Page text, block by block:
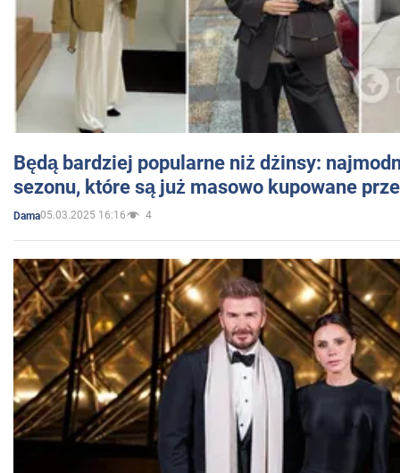
Będą bardziej popularne niż dżinsy:
sezonu, które są już masowo kupowane
Dama05.03.2025 16:16 4